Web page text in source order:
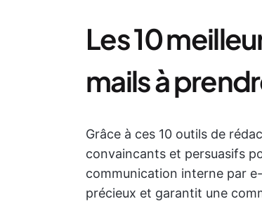
Les 10
mails à
Grâce à ces 10 outils de
convaincants et persuasifs
communication interne par
précieux et garantit une